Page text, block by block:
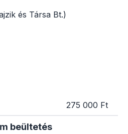
és Társa Bt.)
275 000 Ft
beültetés